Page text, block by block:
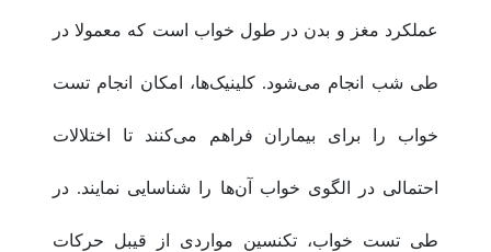
عملکرد مغز و بدن در طول خواب است که معمولا در
طی شب انجام می‌شود. کلینیک‌ها، امکان انجام تست
خواب را برای بیماران فراهم می‌کنند تا اختلالات
احتمالی در الگوی خواب آن‌ها را شناسایی نمایند. در
طی تست خواب، تکنسین مواردی از قیبل حرکات